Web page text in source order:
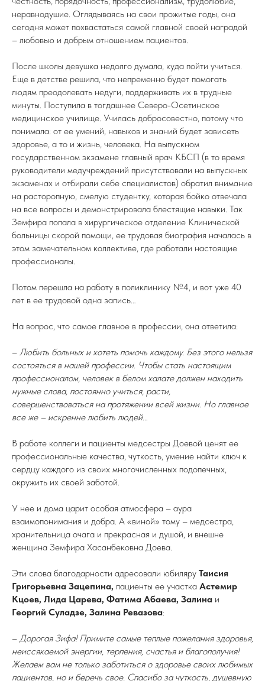
неравнодушие. Оглядываясь на свои прожитые годы, она
сегодня может похвастаться самой главной своей наградой
– любовью и добрым отношением пациентов.
После школы девушка недолго думала, куда пойти учиться.
Еще в детстве решила, что непременно будет помогать
людям преодолевать недуги, поддерживать их в трудные
минуты. Поступила в тогдашнее Северо-Осетинское
медицинское училище. Училась добросовестно, потому что
понимала: от ее умений, навыков и знаний будет зависеть
здоровье, а то и жизнь, человека. На выпускном
государственном экзамене главный врач КБСП (в то время
руководители медучреждений присутствовали на выпускных
экзаменах и отбирали себе специалистов) обратил внимание
на расторопную, смелую студентку, которая бойко отвечала
на все вопросы и демонстрировала блестящие навыки. Так
Земфира попала в хирургическое отделение Клинической
больницы скорой помощи, ее трудовая биография началась в
этом замечательном коллективе, где работали настоящие
профессионалы.
Потом перешла на работу в поликлинику №4, и вот уже 40
лет в ее трудовой одна запись…
На вопрос, что самое главное в профессии, она ответила:
– Любить больных и хотеть помочь каждому. Без этого нельзя
состояться в нашей профессии. Чтобы стать настоящим
профессионалом, человек в белом халате должен находить
нужные слова, постоянно учиться, расти,
совершенствоваться на протяжении всей жизни. Но главное
все же – искренне любить людей…
В работе коллеги и пациенты медсестры Доевой ценят ее
профессиональные качества, чуткость, умение найти ключ к
сердцу каждого из своих многочисленных подопечных,
окружить их своей заботой.
У нее и дома царит особая атмосфера – аура
взаимопонимания и добра. А «виной» тому – медсестра,
хранительница очага и прекрасная и душой, и внешне
женщина Земфира Хасанбековна Доева.
Эти слова благодарности адресовали юбиляру Таисия
Григорьевна Зацепина, пациенты ее участка Астемир
Кцоев, Лида Царева, Фатима Абаева, Залина и
Георгий Суладзе, Залина Ревазова:
– Дорогая Зифа! Примите самые теплые пожелания здоровья,
неиссякаемой энергии, терпения, счастья и благополучия!
Желаем вам не только заботиться о здоровье своих любимых
пациентов, но и беречь свое. Спасибо за чуткость, душевную